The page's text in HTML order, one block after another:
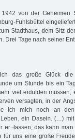
von der Geheimen
Fuhlsbüttel
Stadthaus, dem Sitz
Drei Tage nach seiner
das große Glück die
um Stunde bis ein
viel erdulden müssen,
versagten, in der
ich mich noch an den
ein Dasein. (…)
das kann man
uns eine große